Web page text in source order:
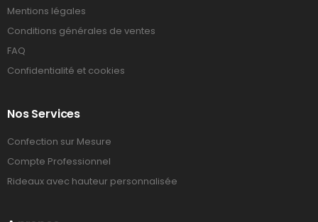
Mentions légales
Conditions générales de ventes
FAQ
Confidentialité et cookies
Nos Services
Confection sur Mesure
Compte Professionnel
Rideaux avec hauteur personnalisée